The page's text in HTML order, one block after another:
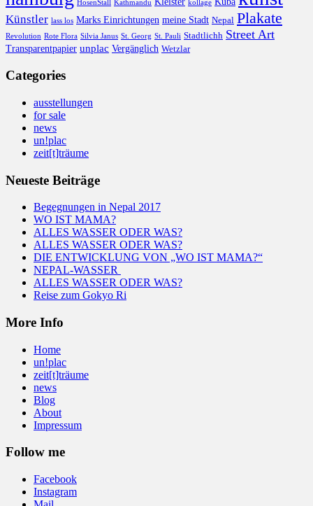
HosenStall Kathmandu kollage
Künstler lass los Marks Einrichtungen meine Stadt Nepal Plakate
Revolution Rote Flora Silvia Janus St. Georg St. Pauli Stadtlichh Street Art
Transparentpapier unplac Vergänglich Wetzlar
Categories
ausstellungen
for sale
news
un!plac
zeit[t]träume
Neueste Beiträge
Begegnungen in Nepal 2017
WO IST MAMA?
ALLES WASSER ODER WAS?
ALLES WASSER ODER WAS?
DIE ENTWICKLUNG VON „WO IST MAMA?“
NEPAL-WASSER
ALLES WASSER ODER WAS?
Reise zum Gokyo Ri
More Info
Home
un!plac
zeit[t]träume
news
Blog
About
Impressum
Follow me
Facebook
Instagram